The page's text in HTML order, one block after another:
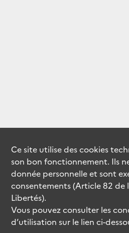
Ce site utilise descookies
son bon fonctionnement. Ils
donnée personnelle et sont
consentements (Article 82
Libertés).
Vous pouvez consulter les
d’utilisation sur le lien ci-